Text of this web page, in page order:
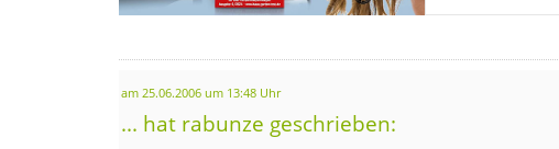
am 25.06.2006 um 13:48 Uhr
... hat rabunze geschrieben: